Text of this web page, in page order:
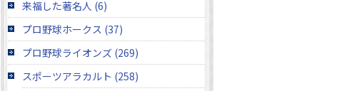
来福した著名人 (6)
プロ野球ホークス (37)
プロ野球ライオンズ (269)
スポーツアラカルト (258)